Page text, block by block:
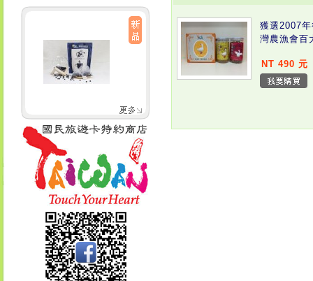
獲選2007
灣農漁會百
NT 490 元